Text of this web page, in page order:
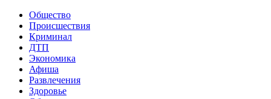
Общество
Происшествия
Криминал
ДТП
Экономика
Афиша
Развлечения
Здоровье